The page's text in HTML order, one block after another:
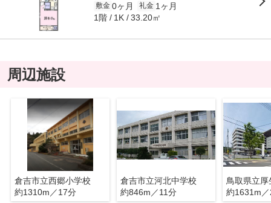
敷金 0ヶ月 礼金 1ヶ月
1階 1K 33.20㎡
周辺施設
倉吉市立西郷小学校
約1310m／17分
倉吉市立河北中学校
約846m／11分
鳥取県立厚
約1631m